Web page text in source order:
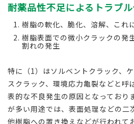
耐薬品性不足によるトラブル
樹脂の軟化、脆化、溶解、これ
樹脂表面での微小クラックの発
割れの発生
特に（1）はソルベントクラック、
スクラック、環境応力亀裂などと呼
表的な不良発生の原因となっており
が多い用途では、表面処理などの二
他樹脂への置き換えなどが行われて